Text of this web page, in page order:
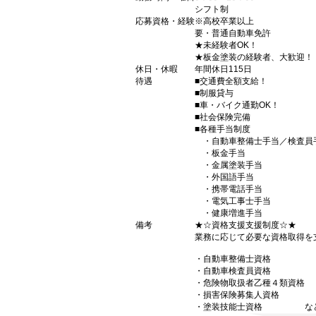
シフト制
応募資格・経験※高校卒業以上
要・普通自動車免許
★未経験者OK！
★板金塗装の経験者、大歓迎！
休日・休暇
年間休日115日
待遇
■交通費全額支給！
■制服貸与
■車・バイク通勤OK！
■社会保険完備
■各種手当制度
・自動車整備士手当／検査員
・板金手当
・金属塗装手当
・外国語手当
・携帯電話手当
・電気工事士手当
・健康増進手当
備考
★☆資格支援支援制度☆★
業務に応じて必要な資格取得を
・自動車整備士資格
・自動車検査員資格
・危険物取扱者乙種４類資格
・損害保険募集人資格
・塗装技能士資格 な